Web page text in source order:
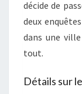
décide de
deux
dans une
tout.
Détails sur